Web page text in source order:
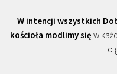
W intencji wszystkich
kościoła modlimy się w
o